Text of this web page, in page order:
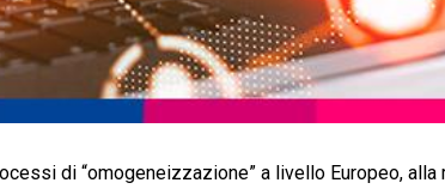
di “omogeneizzazione” a livello Europeo,